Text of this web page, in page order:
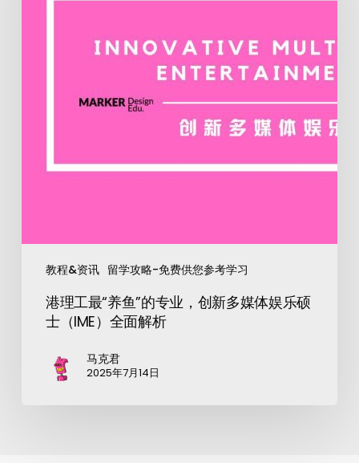
教程&资讯 留学攻略-免费供您参考学习
港理工最“养鱼”的专业，创新多媒体娱乐硕
士（IME）全面解析
马克君
2025年7月14日